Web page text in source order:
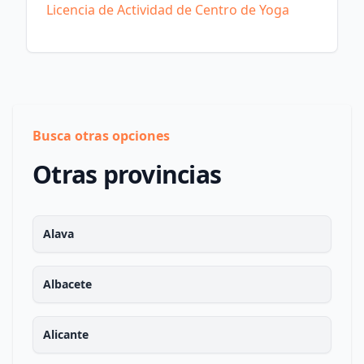
Licencia de Actividad de Centro de Yoga
Busca otras opciones
Otras provincias
Alava
Albacete
Alicante